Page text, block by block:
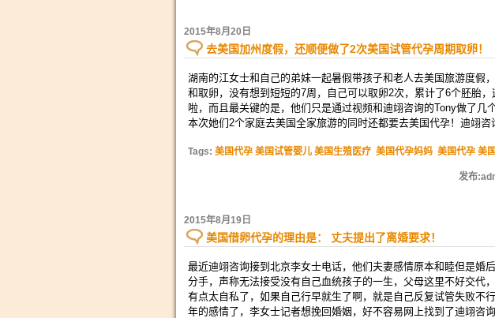
2015年8月20日
去美国加州度假，还顺便做了2次美国试管代孕周期取卵！
湖南的江女士和自己的弟妹一起暑假带孩子和老人去美国旅游度假
和取卵，没有想到短短的7周，自己可以取卵2次，累计了6个胚胎
啦，而且最关键的是，他们只是通过视频和迪翊咨询的Tony做了几
本次她们2个家庭去美国全家旅游的同时还都要去美国代孕！迪翊
Tags: 美国代孕 美国试管婴儿 美国生殖医疗 美国代孕妈妈 美国代孕 美
发布
2015年8月19日
美国借卵代孕的理由是： 丈夫提出了离婚要求！
最近迪翊咨询接到北京李女士电话，他们夫妻感情原本和睦但是婚
分手，声称无法接受没有自己血统孩子的一生，父母这里不好交代
有点太自私了，如果自己行早就生了啊，就是自己反复试管失败不
年的感情了，李女士记者想挽回婚姻，好不容易网上找到了迪翊咨